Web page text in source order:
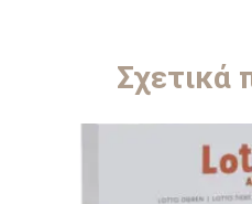
Σχετικά